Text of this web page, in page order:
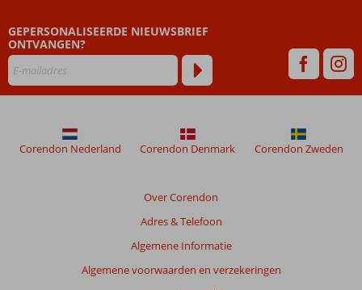
dan
48
niet
weergegeven
om
garanderen.
GEPERSONALISEERDE NIEUWSBRIEF
ONTVANGEN?
Over Corendon
Adres & Telefoon
Algemene Informatie
Algemene voorwaarden en verzekeringen
Corendon Nederland Corendon Denmark Corendon Zweden